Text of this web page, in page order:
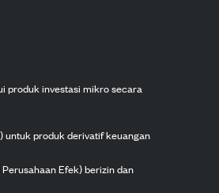
produk investasi mikro secara
untuk produk derivatif keuangan
Efek) berizin dan